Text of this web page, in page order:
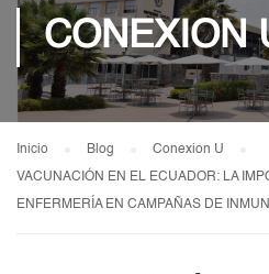
CONEXION
Inicio Blog Conexion U
VACUNACIÓN EN EL ECUADOR: LA
ENFERMERÍA EN CAMPAÑAS DE